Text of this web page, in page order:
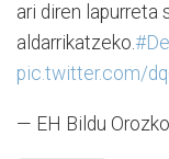
ari diren lapurreta
aldarrikatzeko.
pic.twitter.com/
— EH Bildu